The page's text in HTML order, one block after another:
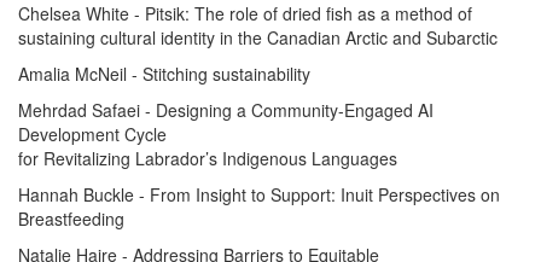
Chelsea White - Pitsik: The role of dried fish as a method of
sustaining cultural identity in the Canadian Arctic and Subarctic
Amalia McNeil - Stitching sustainability
Mehrdad Safaei - Designing a Community-Engaged AI
Development Cycle
for Revitalizing Labrador’s Indigenous Languages
Hannah Buckle - From Insight to Support: Inuit Perspectives on
Breastfeeding
Natalie Haire - Addressing Barriers to Equitable